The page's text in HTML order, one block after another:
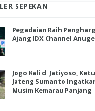
SEPEKAN
Pegadaian Raih
Ajang IDX Channel
Jogo Kali di Jatiyoso,
Jateng Sumanto
Musim Kemarau Panjang